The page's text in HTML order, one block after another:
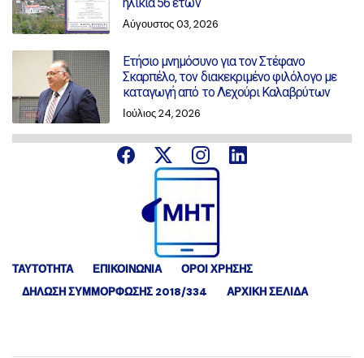
Αύγουστος 03, 2026
Ετήσιο μνημόσυνο για τον Στέφανο
Σκαρπέλο, τον διακεκριμένο φιλόλογο με
καταγωγή από το Λεχούρι Καλαβρύτων
Ιούλιος 24, 2026
ΤΑΥΤΟΤΗΤΑ ΕΠΙΚΟΙΝΩΝΙΑ
ΟΡΟΙ ΧΡΗΣΗΣ
ΔΉΛΩΣΗ ΣΥΜΜΌΡΦΩΣΗΣ 2018/334
ΑΡΧΙΚΗ ΣΕΛΙΔΑ